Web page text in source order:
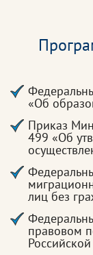
«Об
Приказ
499 «Об
лиц без
правовом